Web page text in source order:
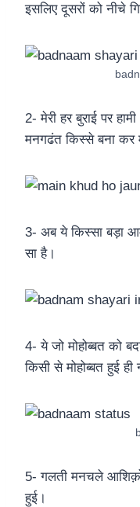
इसलिए दूसरों को नीचे
2- मेरी हर बुराई पर
मनगढंत किस्से बना कर
3- अब ये किस्सा बड़ा
सा है।
4- ये जो मोहोब्बत को
किसी से मोहोब्बत हुई ही
5- गलती मनचले
हुई।